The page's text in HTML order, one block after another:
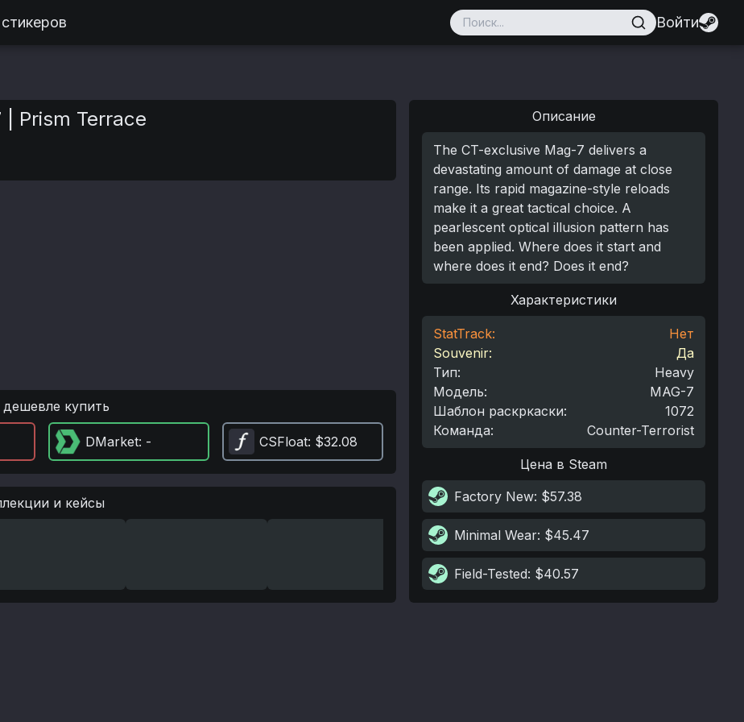
Войти
| Prism Terrace
дешевле купить
DMarket: - CSFloat: $32.08
и кейсы
Описание
The CT-exclusive Mag-7 delivers a
devastating amount of damage at close
range. Its rapid magazine-style reloads
make it a great tactical choice. A
pearlescent optical illusion pattern has
been applied. Where does it start and
where does it end? Does it end?
Характеристики
StatTrack:
Нет
Souvenir:
Да
Тип:
Heavy
Модель:
MAG-7
Шаблон раскркаски:
1072
Команда: Counter-Terrorist
Цена в Steam
Factory New: $57.38
Minimal Wear: $45.47
Field-Tested: $40.57